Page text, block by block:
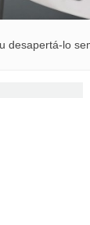
desapertá-lo